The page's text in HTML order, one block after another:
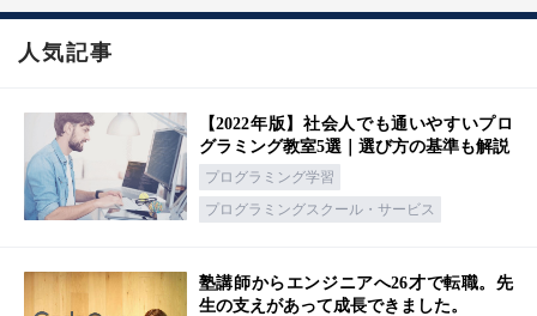
人気記事
【2022年版】社会人でも通いやすいプロ
グラミング教室5選｜選び方の基準も解説
プログラミング学習
プログラミングスクール・サービス
塾講師からエンジニアへ26才で転職。先
生の支えがあって成長できました。